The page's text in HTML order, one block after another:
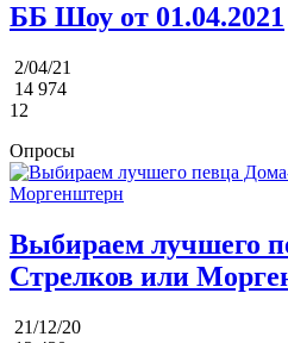
ББ Шоу от 01.04.2021
2/04/21
14 974
12
Опросы
Выбираем лучшего
Стрелков или
21/12/20